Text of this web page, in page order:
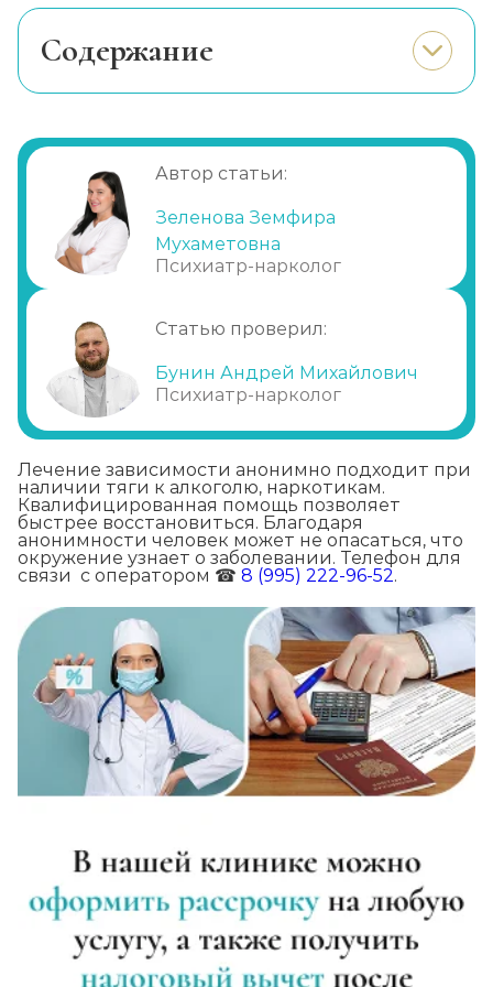
Cодержание
Амбулаторное лечение
Почему выбирают нас?
Автор статьи:
Зеленова Земфира
Мухаметовна
Психиатр-нарколог
Статью проверил:
Бунин Андрей Михайлович
Психиатр-нарколог
Лечение зависимости анонимно подходит при
наличии тяги к алкоголю, наркотикам.
Квалифицированная помощь позволяет
быстрее восстановиться. Благодаря
анонимности человек может не опасаться, что
окружение узнает о заболевании. Телефон для
связи с оператором ☎ 8 (995) 222-96-52.